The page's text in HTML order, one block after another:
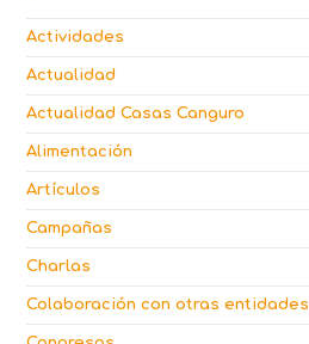
Actividades
Actualidad
Actualidad Casas Canguro
Alimentación
Artículos
Campañas
Charlas
Colaboración con otras entidades